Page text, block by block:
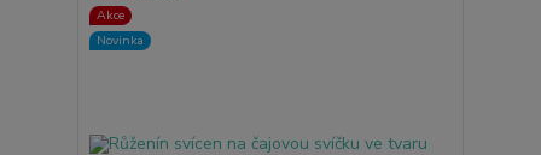
Akce
Novinka